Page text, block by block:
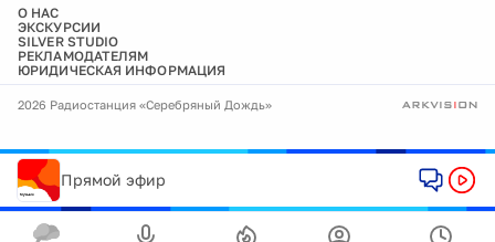
О НАС
ЭКСКУРСИИ
SILVER STUDIO
РЕКЛАМОДАТЕЛЯМ
ЮРИДИЧЕСКАЯ ИНФОРМАЦИЯ
2026 Радиостанция «Серебряный Дождь»
Прямой эфир